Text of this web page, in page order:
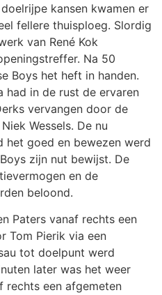
kansen kwamen er
fellere thuisploeg. Slordig
van René Kok
Na 50
Boys het heft in handen.
had in de rust de ervaren
vervangen door de
Wessels. De nu
het goed en bewezen werd
zijn nut bewijst. De
en de
beloond.
Paters vanaf rechts een
Tom Pierik via een
tot doelpunt werd
later was het weer
rechts een afgemeten